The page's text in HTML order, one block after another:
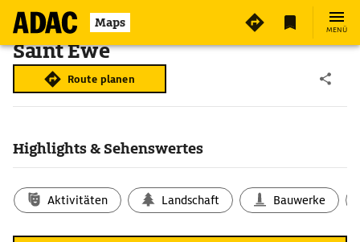
Maps MENÜ
Saint Ewe
Route planen
Highlights & Sehenswertes
Aktivitäten Landschaft Bauwerke